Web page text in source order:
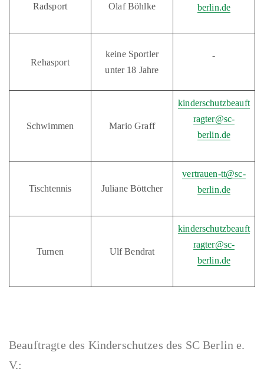
Radsport Olaf Böhlke
berlin.de
Rehasport
keine Sportler
unter 18 Jahre
-
Schwimmen Mario Graff
kinderschutzbeauft
ragter@sc-
berlin.de
Tischtennis Juliane Böttcher
vertrauen-tt@sc-
berlin.de
Turnen Ulf Bendrat
kinderschutzbeauft
ragter@sc-
berlin.de
Beauftragte des Kinderschutzes des SC Berlin e.
V.: